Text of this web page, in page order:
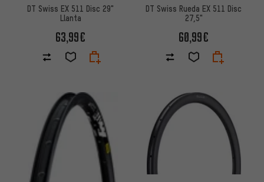
DT Swiss EX 511 Disc 29"
Llanta
63,99€
DT Swiss Rueda EX 511 Disc
27,5"
60,99€